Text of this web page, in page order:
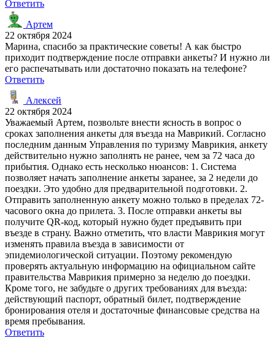
Ответить
Артем
22 октября 2024
Марина, спасибо за практические советы! А как быстро
приходит подтверждение после отправки анкеты? И нужно ли
его распечатывать или достаточно показать на телефоне?
Ответить
Алексей
22 октября 2024
Уважаемый Артем, позвольте внести ясность в вопрос о
сроках заполнения анкеты для въезда на Маврикий. Согласно
последним данным Управления по туризму Маврикия, анкету
действительно нужно заполнять не ранее, чем за 72 часа до
прибытия. Однако есть несколько нюансов: 1. Система
позволяет начать заполнение анкеты заранее, за 2 недели до
поездки. Это удобно для предварительной подготовки. 2.
Отправить заполненную анкету можно только в пределах 72-
часового окна до прилета. 3. После отправки анкеты вы
получите QR-код, который нужно будет предъявить при
въезде в страну. Важно отметить, что власти Маврикия могут
изменять правила въезда в зависимости от
эпидемиологической ситуации. Поэтому рекомендую
проверять актуальную информацию на официальном сайте
правительства Маврикия примерно за неделю до поездки.
Кроме того, не забудьте о других требованиях для въезда:
действующий паспорт, обратный билет, подтверждение
бронирования отеля и достаточные финансовые средства на
время пребывания.
Ответить